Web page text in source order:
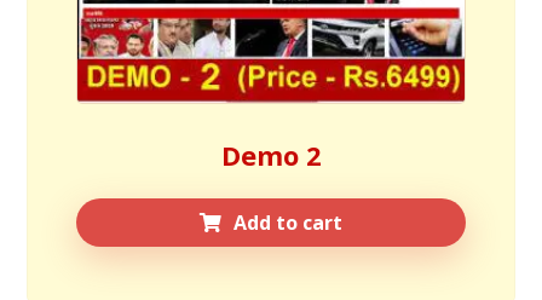
Demo 2
Add to cart